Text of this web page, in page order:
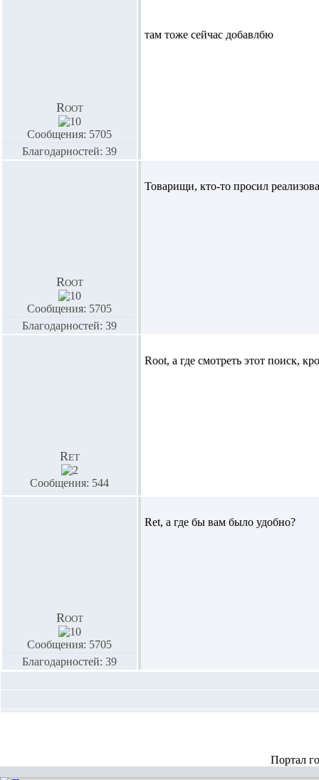
Root
Сообщения: 5705
Благодарностей: 39
там тоже сейчас добавлбю
Root
Сообщения: 5705
Благодарностей: 39
Товарищи, кто-то просил
Ret
Сообщения: 544
Root, а где смотреть этот поиск,
Root
Сообщения: 5705
Благодарностей: 39
Ret, а где бы вам было удобно?
Портал